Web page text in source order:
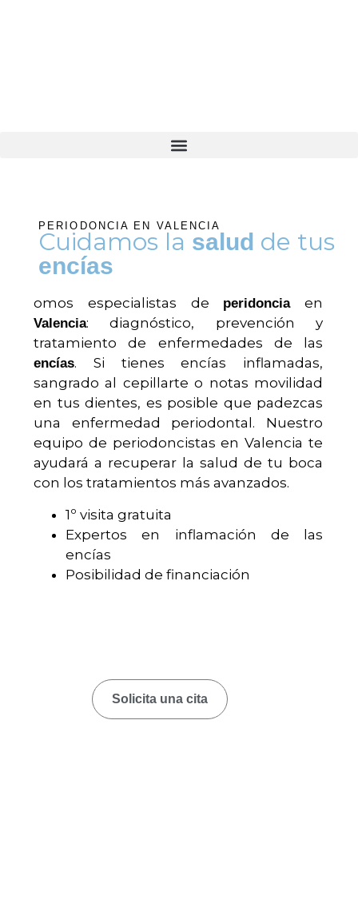
PERIODONCIA EN VALENCIA
Cuidamos la salud de tus
encías
omos especialistas de peridonciaen
Valencia: diagnóstico, prevención y
tratamiento de enfermedades de las
encías. Si tienes encías inflamadas,
sangrado al cepillarte o notas movilidad
en tus dientes, es posible que padezcas
una enfermedad periodontal. Nuestro
equipo de periodoncistas en Valencia te
ayudará a recuperar la salud de tu boca
con los tratamientos más avanzados.
1º visita gratuita
Expertos en inflamación de las
encías
Posibilidad de financiación
Solicita una cita